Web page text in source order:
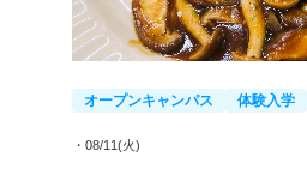
オープンキャンパス 体験入学
・08/11(火)